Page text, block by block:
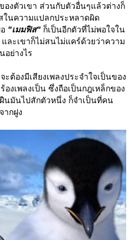
องตัวเขา ส่วนกับตัวอื่นๆแล้วต่างก็
นความแปลกประหลาดผิด
"เมมฟิส" ก็เป็นอีกตัวที่ไม่พอใจใน
ละเขาก็ไม่สนไม่แคร์ด้วยว่าความ
อย่างไร
องมีเสียงเพลงประจำใจเป็นของ
งเพลงเป็น ซึ่งถือเป็นกฎเหล็กของ
นมันไปสักตัวหนึ่ง ก็จำเป็นที่คน
ากฝูง